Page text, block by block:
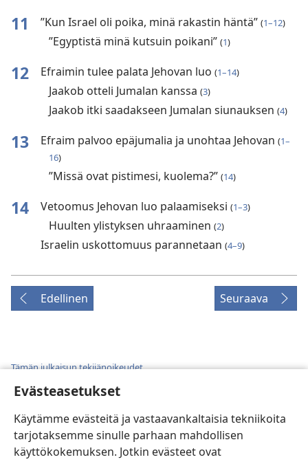
Evästeasetukset
Käytämme evästeitä ja vastaavankaltaisia tekniikoita
tarjotaksemme sinulle parhaan mahdollisen
käyttökokemuksen. Jotkin evästeet ovat
11 ”Kun Israel oli poika, minä rakastin häntä” (1–12)
”Egyptistä minä kutsuin poikani” (1)
12 Efraimin tulee palata Jehovan luo (1–14)
Jaakob otteli Jumalan kanssa (3)
Jaakob itki saadakseen Jumalan siunauksen (4)
13 Efraim palvoo epäjumalia ja unohtaa Jehovan (1–
16)
”Missä ovat pistimesi, kuolema?” (14)
14 Vetoomus Jehovan luo palaamiseksi (1–3)
Huulten ylistyksen uhraaminen (2)
Israelin uskottomuus parannetaan (4–9)
Edellinen Seuraava
Tämän julkaisun tekijänoikeudet
Copyright© 2026 Watch Tower Bible and Tract Society of
KÄYTTÖEHDOT |TIETOSUOJAKÄYTÄNTÖ|EVÄSTEASETUKSET